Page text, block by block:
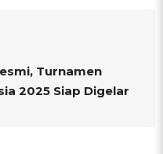
Turnamen
2025 Siap Digelar